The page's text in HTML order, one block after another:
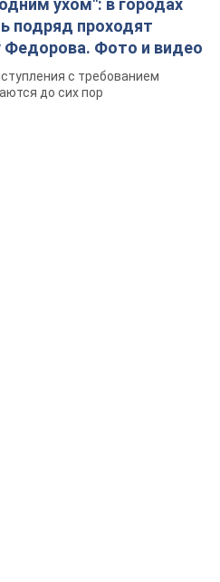
ухом": в городах
подряд проходят
Федорова. Фото и видео
с требованием
до сих пор